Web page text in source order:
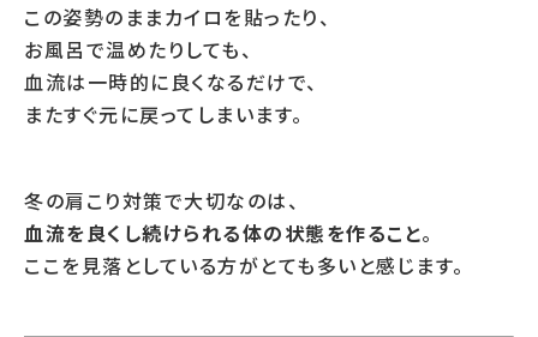
この姿勢のままカイロを貼ったり、
お風呂で温めたりしても、
血流は一時的に良くなるだけで、
またすぐ元に戻ってしまいます。
冬の肩こり対策で大切なのは、
血流を良くし続けられる体の状態を作ること。
ここを見落としている方がとても多いと感じます。